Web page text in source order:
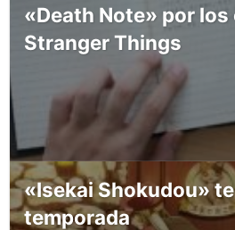
«Death Note» por los
Stranger Things
«Isekai Shokudou»
temporada